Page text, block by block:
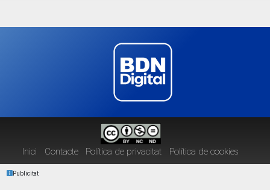
Inici Contacte Política de privacitat Política de cookies
Publicitat